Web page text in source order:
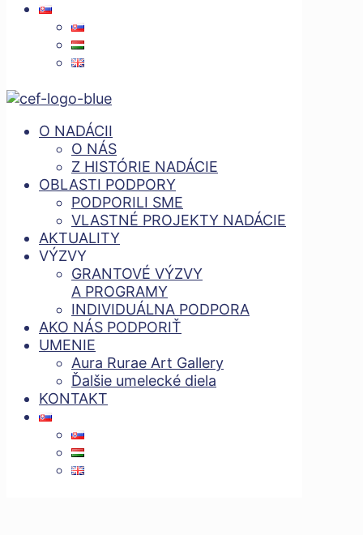
O NADÁCII
O NÁS
Z HISTÓRIE NADÁCIE
OBLASTI PODPORY
PODPORILI SME
VLASTNÉ PROJEKTY NADÁCIE
AKTUALITY
VÝZVY
GRANTOVÉ VÝZVY
A PROGRAMY
INDIVIDUÁLNA PODPORA
AKO NÁS PODPORIŤ
UMENIE
Aura Rurae Art Gallery
Ďalšie umelecké diela
KONTAKT